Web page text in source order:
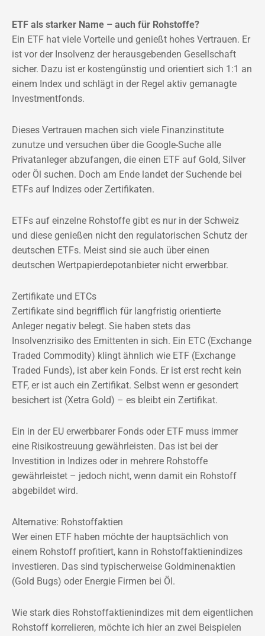
ETF als starker Name – auch für Rohstoffe?
Ein ETF hat viele Vorteile und genießt hohes Vertrauen. Er
ist vor der Insolvenz der herausgebenden Gesellschaft
sicher. Dazu ist er kostengünstig und orientiert sich 1:1 an
einem Index und schlägt in der Regel aktiv gemanagte
Investmentfonds.
Dieses Vertrauen machen sich viele Finanzinstitute
zunutze und versuchen über die Google-Suche alle
Privatanleger abzufangen, die einen ETF auf Gold, Silver
oder Öl suchen. Doch am Ende landet der Suchende bei
ETFs auf Indizes oder Zertifikaten.
ETFs auf einzelne Rohstoffe gibt es nur in der Schweiz
und diese genießen nicht den regulatorischen Schutz der
deutschen ETFs. Meist sind sie auch über einen
deutschen Wertpapierdepotanbieter nicht erwerbbar.
Zertifikate und ETCs
Zertifikate sind begrifflich für langfristig orientierte
Anleger negativ belegt. Sie haben stets das
Insolvenzrisiko des Emittenten in sich. Ein ETC (Exchange
Traded Commodity) klingt ähnlich wie ETF (Exchange
Traded Funds), ist aber kein Fonds. Er ist erst recht kein
ETF, er ist auch ein Zertifikat. Selbst wenn er gesondert
besichert ist (Xetra Gold) – es bleibt ein Zertifikat.
Ein in der EU erwerbbarer Fonds oder ETF muss immer
eine Risikostreuung gewährleisten. Das ist bei der
Investition in Indizes oder in mehrere Rohstoffe
gewährleistet – jedoch nicht, wenn damit ein Rohstoff
abgebildet wird.
Alternative: Rohstoffaktien
Wer einen ETF haben möchte der hauptsächlich von
einem Rohstoff profitiert, kann in Rohstoffaktienindizes
investieren. Das sind typischerweise Goldminenaktien
(Gold Bugs) oder Energie Firmen bei Öl.
Wie stark dies Rohstoffaktienindizes mit dem eigentlichen
Rohstoff korrelieren, möchte ich hier an zwei Beispielen